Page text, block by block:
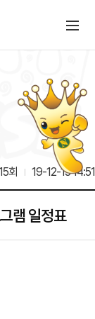
회 19-12-13 14:51
램 일정표